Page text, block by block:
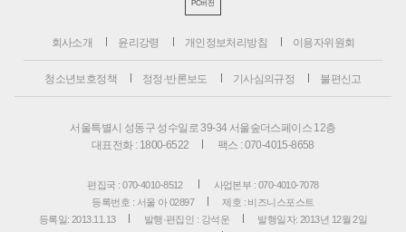
PC버전
회사소개 윤리강령 개인정보처리방침 이용자위원회
청소년보호정책 정정·반론보도 기사심의규정 불편신고
서울특별시 성동구 성수일로 39-34 서울숲더스페이스 12층
대표전화 : 1800-6522
팩스 : 070-4015-8658
편집국 : 070-4010-8512
사업본부 : 070-4010-7078
등록번호 : 서울 아 02897
제호 : 비즈니스포스트
등록일: 2013.11.13
발행·편집인 : 강석운
발행일자: 2013년 12월 2일